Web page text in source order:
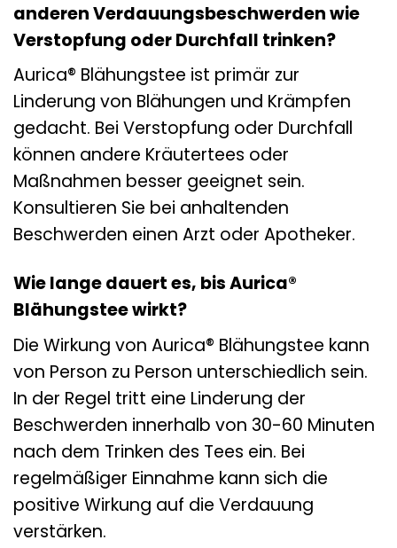
anderen Verdauungsbeschwerden wie
Verstopfung oder Durchfall trinken?
Aurica® Blähungstee ist primär zur
Linderung von Blähungen und Krämpfen
gedacht. Bei Verstopfung oder Durchfall
können andere Kräutertees oder
Maßnahmen besser geeignet sein.
Konsultieren Sie bei anhaltenden
Beschwerden einen Arzt oder Apotheker.
Wie lange dauert es, bis Aurica®
Blähungstee wirkt?
Die Wirkung von Aurica® Blähungstee kann
von Person zu Person unterschiedlich sein.
In der Regel tritt eine Linderung der
Beschwerden innerhalb von 30-60 Minuten
nach dem Trinken des Tees ein. Bei
regelmäßiger Einnahme kann sich die
positive Wirkung auf die Verdauung
verstärken.